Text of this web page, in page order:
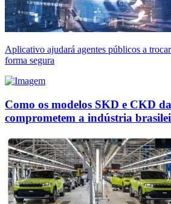
Aplicativo ajudará agentes públicos a
forma segura
Como os modelos SKD e CKD
comprometem a indústria